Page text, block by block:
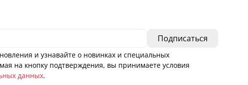
и узнавайте о новинках и специальных
на кнопку подтверждения, вы принимаете условия
данных.